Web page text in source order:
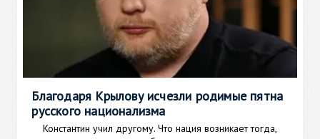
Благодаря Крылову исчезли родимые пятна
русского национализма
Константин учил другому. Что нация возникает тогда,